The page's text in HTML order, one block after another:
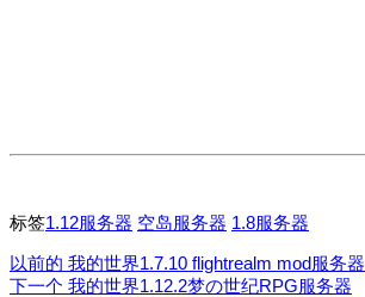
标签1.12服务器 空岛服务器 1.8服务器
以前的 我的世界1.7.10 flightrealm mod服务器
下一个 我的世界1.12.2梦の世纪RPG服务器